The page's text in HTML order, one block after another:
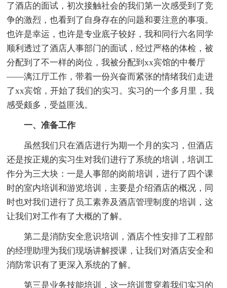
了酒店的面试，初次接触社会的我们第一次感受到了竞
争的激烈，也看到了自身存在的问题和要注意的事项。
也许是幸运，也许是专业底子较好，我和同行六名同学
顺利透过了酒店人事部门的面试，经过严格的体检，被
分配到了不一样的岗位，我被分配到xx宾馆的中餐厅
——漓江厅工作，带着一份兴奋而紧张的情绪我们走进
了xx宾馆，开始了我们的实习。实习的一个多月里，我
感受颇多，受益匪浅。
一、准备工作
虽然我们只在酒店进行为期一个月的实习，但酒店
还是按正规的实习生对我们进行了系统的培训，培训工
作分为三大块：一是人事部的岗前培训，进行了四个课
时的室内培训和游览培训，主要是介绍酒店的概况，同
时也对我们进行了员工素养及酒店管理制度的培训，这
让我们对工作有了大概的了解。
第二是消防安全意识培训，酒店个性安排了工程部
的经理助理为我们现场讲解授课，让我们对酒店安全和
消防常识有了更深入系统的了解。
第三是业务技能培训，这一培训贯穿着我们实习的